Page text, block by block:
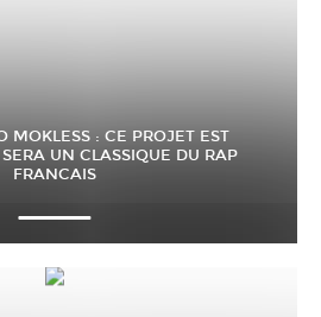
MOKLESS : CE PROJET EST
UN CLASSIQUE DU RAP
FRANCAIS